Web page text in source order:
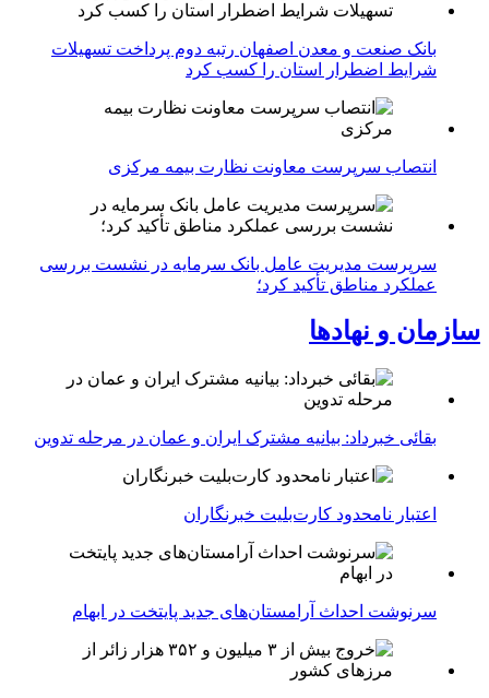
بانک صنعت و معدن اصفهان رتبه دوم پرداخت تسهیلات
شرایط اضطرار استان را کسب کرد
انتصاب سرپرست معاونت نظارت بیمه مرکزی
سرپرست مدیریت عامل بانک سرمایه در نشست بررسی
عملکرد مناطق تأکید کرد؛
سازمان و نهادها
بقائی خبرداد: بیانیه مشترک ایران و عمان در مرحله تدوین
اعتبار نامحدود کارت‌بلیت خبرنگاران
سرنوشت احداث آرامستان‌های جدید پایتخت در ابهام